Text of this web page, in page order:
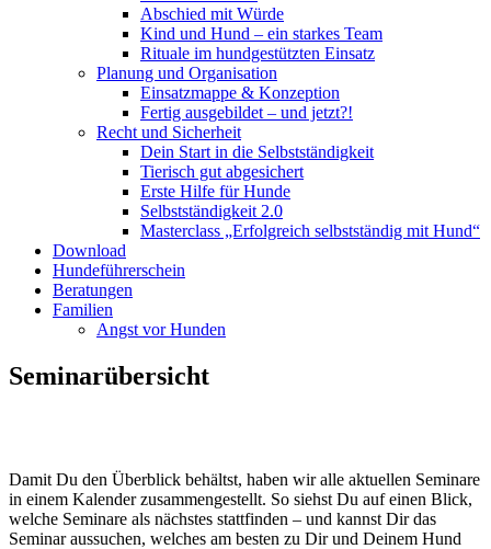
Abschied mit Würde
Kind und Hund – ein starkes Team
Rituale im hundgestützten Einsatz
Planung und Organisation
Einsatzmappe & Konzeption
Fertig ausgebildet – und jetzt?!
Recht und Sicherheit
Dein Start in die Selbstständigkeit
Tierisch gut abgesichert
Erste Hilfe für Hunde
Selbstständigkeit 2.0
Masterclass „Erfolgreich selbstständig mit Hund“
Download
Hundeführerschein
Beratungen
Familien
Angst vor Hunden
Seminarübersicht
Damit Du den Überblick behältst, haben wir alle aktuellen Seminare
in einem Kalender zusammengestellt. So siehst Du auf einen Blick,
welche Seminare als nächstes stattfinden – und kannst Dir das
Seminar aussuchen, welches am besten zu Dir und Deinem Hund